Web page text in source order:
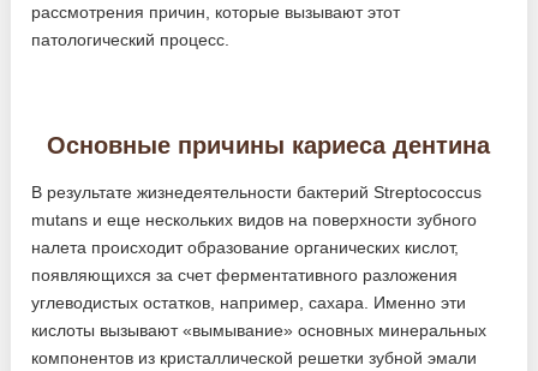
рассмотрения причин, которые вызывают этот
патологический процесс.
Основные причины кариеса дентина
В результате жизнедеятельности бактерий Streptococcus
mutans и еще нескольких видов на поверхности зубного
налета происходит образование органических кислот,
появляющихся за счет ферментативного разложения
углеводистых остатков, например, сахара. Именно эти
кислоты вызывают «вымывание» основных минеральных
компонентов из кристаллической решетки зубной эмали